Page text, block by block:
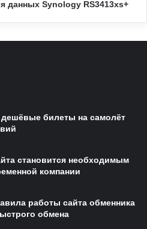
данных Synology RS3413xs+
дешёвые билеты на самолёт
становится необходимым
компании
работы сайта обменника
обмена